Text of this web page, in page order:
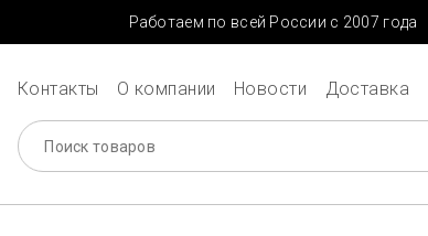
Работаем по всей России с 2007 года
Контакты О компании Новости Доставка